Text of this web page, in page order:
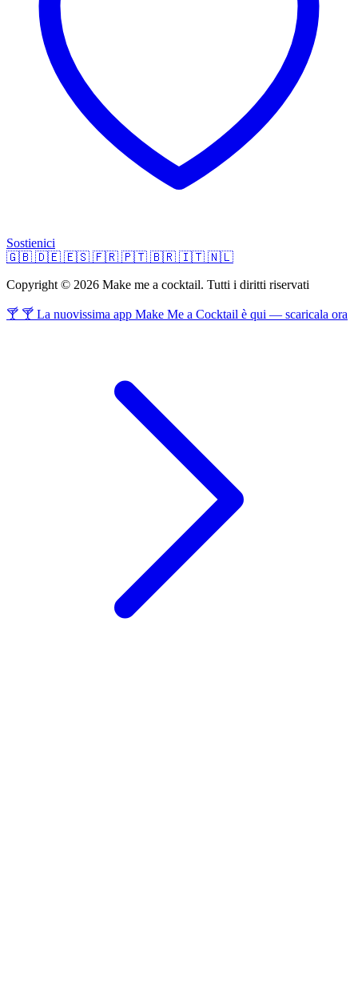
Sostienici
🇬🇧 🇩🇪 🇪🇸 🇫🇷 🇵🇹 🇧🇷 🇮🇹 🇳🇱
Copyright © 2026 Make me a cocktail. Tutti i diritti riservati
🍸 🍸 La nuovissima app Make Me a Cocktail è qui — scaricala ora